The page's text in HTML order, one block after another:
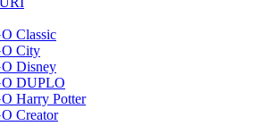
Classic
City
Disney
DUPLO
Harry Potter
Creator